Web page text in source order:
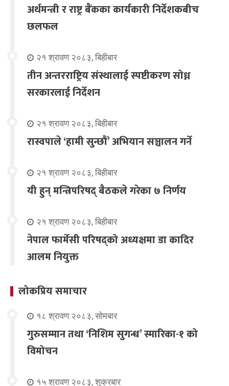
अर्थमन्त्री र राष्ट्र बैंकका कार्यकारी निर्देशकबीच
छलफल
२१ श्रावण २०८३, बिहीबार
तीन अन्तरराष्ट्रिय संस्थालाई स्पष्टीकरण सोध्न
सरकारलाई निर्देशन
२१ श्रावण २०८३, बिहीबार
रास्वपाले ‘हामी सुन्छौँ’ अभियान सञ्चालन गर्ने
२१ श्रावण २०८३, बिहीबार
यी हुन् मन्त्रिपरिषद् बैठकले गरेका ७ निर्णय
२१ श्रावण २०८३, बिहीबार
नेपाल फार्मेसी परिषद्को अध्यक्षमा डा कादिर
आलम नियुक्त
लोकप्रिय समाचार
१८ श्रावण २०८३, सोमबार
गुरुसम्मान तथा ‘निशिम सुगन्ध’ स्मारिका-१ को
विमोचन
१५ श्रावण २०८३, शुक्रबार